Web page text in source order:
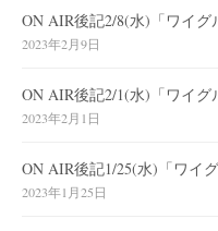
ON AIR後記2/8(水)「ワイ
2023年2月9日
ON AIR後記2/1(水)「ワイ
2023年2月1日
ON AIR後記1/25(水)「ワイ
2023年1月25日